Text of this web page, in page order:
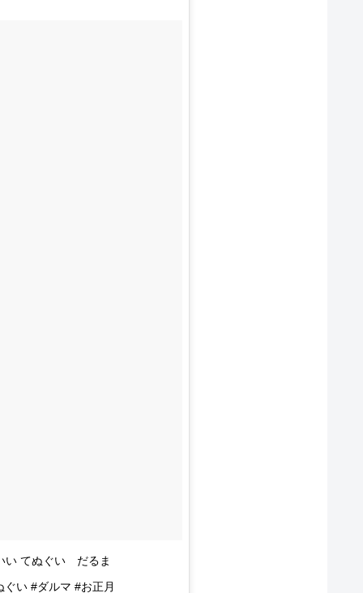
い てぬぐい だるま
い #ダルマ #お正月